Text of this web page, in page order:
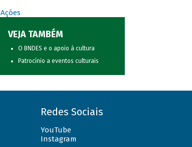
Ações
VEJA TAMBÉM
O BNDES e o apoio à cultura
Patrocínio a eventos culturais
Redes Sociais
YouTube
Instagram